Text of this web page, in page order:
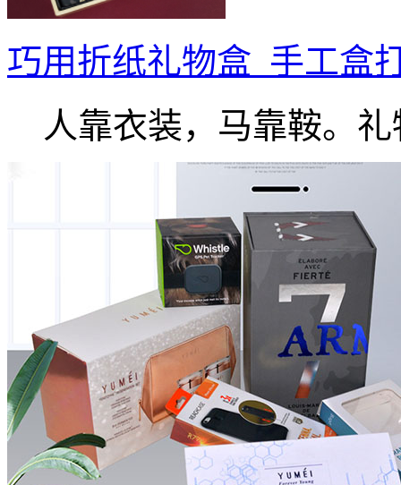
巧用折纸礼物盒_手工盒
人靠衣装，马靠鞍。礼